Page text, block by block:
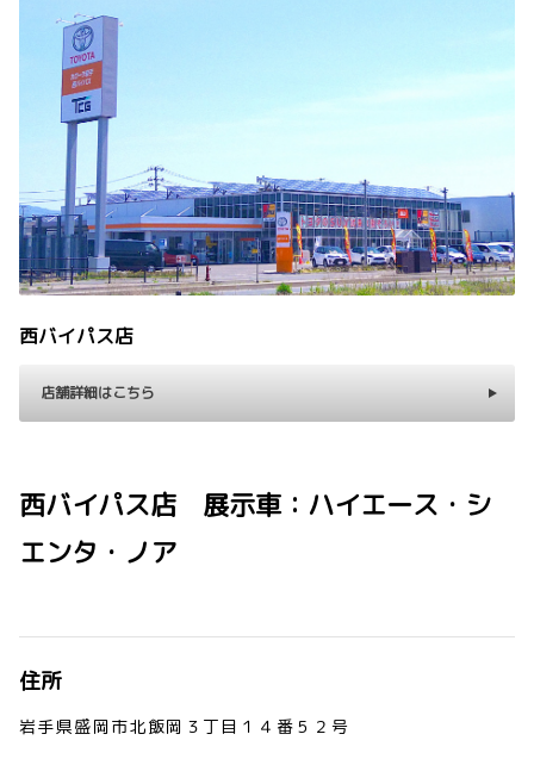
西バイパス店
店舗詳細はこちら
西バイパス店 展示車：ハイエース・シ
エンタ・ノア
住所
岩手県盛岡市北飯岡３丁目１４番５２号